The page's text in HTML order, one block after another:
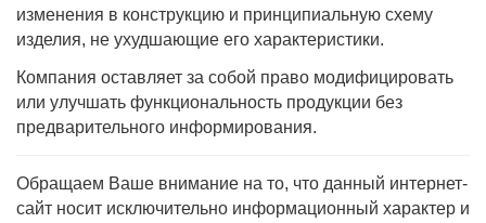
изменения в конструкцию и принципиальную схему
изделия, не ухудшающие его характеристики.
Компания оставляет за собой право модифицировать
или улучшать функциональность продукции без
предварительного информирования.
Обращаем Ваше внимание на то, что данный интернет-
сайт носит исключительно информационный характер и